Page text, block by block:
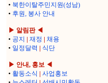
• 북한이탈주민지원(성남)
• 후원, 봉사 안내
▶ 알림판 ◀
• 공지 | 재정 | 채용
• 일정달력 | 식단
▶ 안내, 홍보 ◀
• 활동소식 | 사업홍보